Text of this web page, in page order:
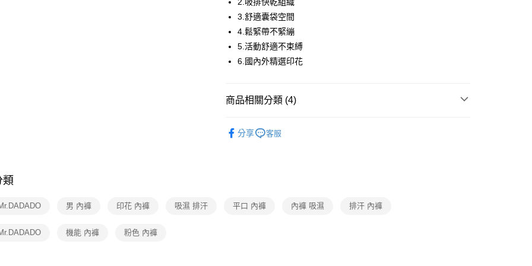
全家取貨付款
每筆NT$80，滿NT$1,000(含以上)免運費
付款後全家取貨
7-11取貨付款
付款後7-11取貨
離島
3.舒適囊袋空間
4.鬆緊帶不緊繃
5.活動舒適不束縛
6.國內外精選印花
商品相關分類 (4)
分享 客服
類
男 內褲 印花 內褲 吸濕 排汗 平口 內褲 內褲 吸濕 排汗 內褲
機能 內褲 粉色 內褲